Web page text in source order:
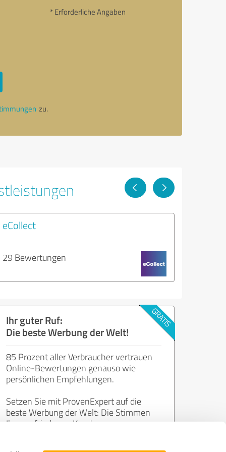
* Erforderliche Angaben
zu.
eCollect
29 Bewertungen
Ihr guter Ruf:
Die beste Werbung der Welt!
85 Prozent aller Verbraucher vertrauen
Online-Bewertungen genauso wie
persönlichen Empfehlungen.
Setzen Sie mit ProvenExpert auf die
beste Werbung der Welt: Die Stimmen
Ihrer zufriedenen Kunden.